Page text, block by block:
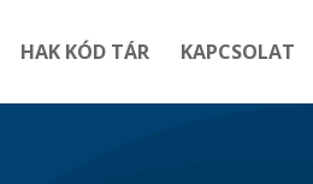
HAK KÓD TÁR KAPCSOLAT